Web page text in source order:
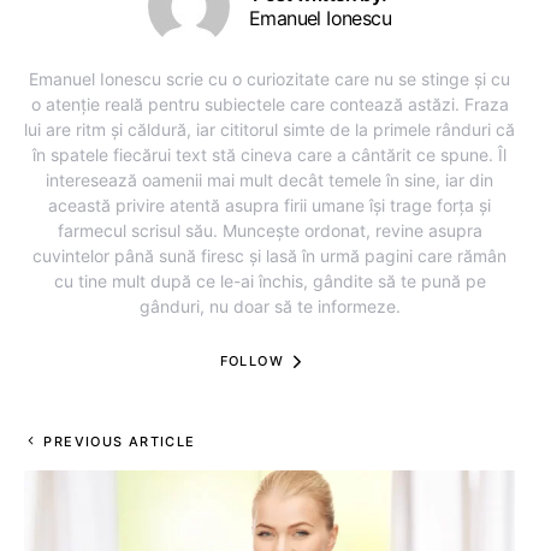
Emanuel Ionescu
Emanuel Ionescu scrie cu o curiozitate care nu se stinge și cu
o atenție reală pentru subiectele care contează astăzi. Fraza
lui are ritm și căldură, iar cititorul simte de la primele rânduri că
în spatele fiecărui text stă cineva care a cântărit ce spune. Îl
interesează oamenii mai mult decât temele în sine, iar din
această privire atentă asupra firii umane își trage forța și
farmecul scrisul său. Muncește ordonat, revine asupra
cuvintelor până sună firesc și lasă în urmă pagini care rămân
cu tine mult după ce le-ai închis, gândite să te pună pe
gânduri, nu doar să te informeze.
FOLLOW
PREVIOUS ARTICLE